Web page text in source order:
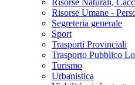
Risorse Naturali,
Risorse Umane -
Segreteria generale
Sport
Trasporti Provinciali
Trasporto Pubblico
Turismo
Urbanistica